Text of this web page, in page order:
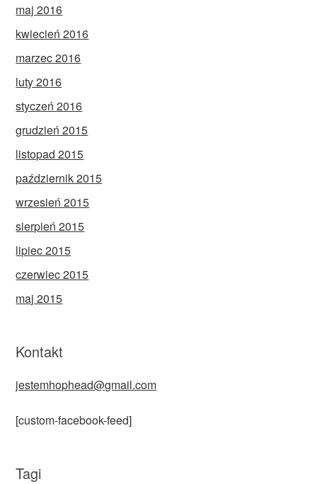
maj 2016
kwiecień 2016
marzec 2016
luty 2016
styczeń 2016
grudzień 2015
listopad 2015
październik 2015
wrzesień 2015
sierpień 2015
lipiec 2015
czerwiec 2015
maj 2015
Kontakt
jestemhophead@gmail.com
[custom-facebook-feed]
Tagi